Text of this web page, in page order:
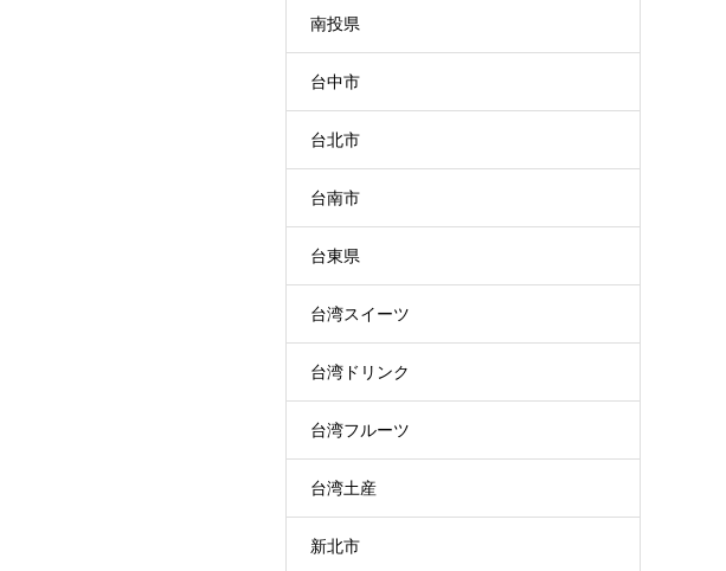
南投県
台中市
台北市
台南市
台東県
台湾スイーツ
台湾ドリンク
台湾フルーツ
台湾土産
新北市